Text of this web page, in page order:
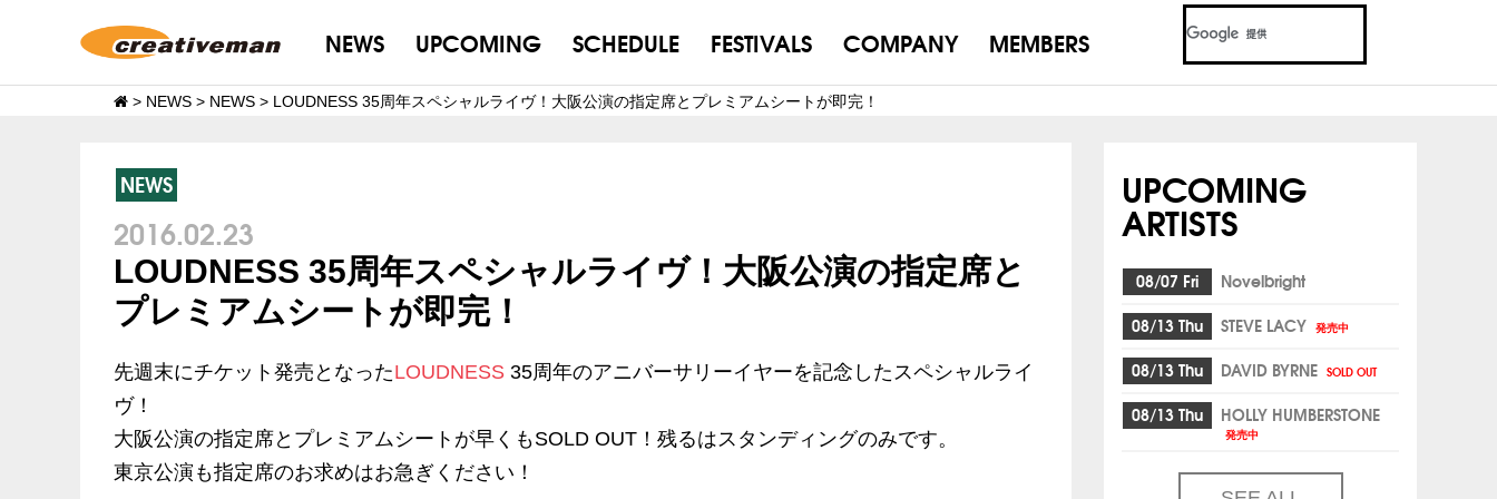
NEWS UPCOMING SCHEDULE FESTIVALS COMPANY MEMBERS
> NEWS > NEWS > LOUDNESS 35周年スペシャルライヴ！大阪公演の指定席とプレミアムシートが即完！
NEWS
2016.02.23
LOUDNESS 35周年スペシャルライヴ！大阪公演の指定席と
プレミアムシートが即完！
先週末にチケット発売となったLOUDNESS 35周年のアニバーサリーイヤーを記念したスペシャルライ
ヴ！
大阪公演の指定席とプレミアムシートが早くもSOLD OUT！残るはスタンディングのみです。
東京公演も指定席のお求めはお急ぎください！
UPCOMING
ARTISTS
08/07 Fri
Novelbright
08/13 Thu
STEVE LACY 発売中
08/13 Thu DAVID BYRNE SOLD OUT
08/13 Thu HOLLY HUMBERSTONE
発売中